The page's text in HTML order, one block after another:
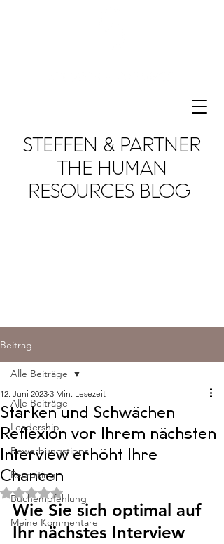
STEFFEN & PARTNER
THE HUMAN
RESOURCES BLOG
Beitrag
Alle Beiträge
Leadership
Bewerbungstipps
Recruiting
Buchempfehlung
Meine Kommentare
Alle Beiträge
Stärken und Schwächen
Reflexion vor Ihrem nächsten
Interview erhöht Ihre
Chancen
12. Juni 2023 3 Min. Lesezeit
Mit NaN von 5 Sternen bewertet.
Wie Sie sich optimal auf
Ihr nächstes Interview